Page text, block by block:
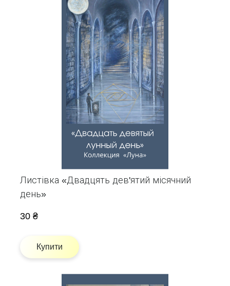
Листівка «Двадцять дев'ятий місячний
день»
30 ₴
Купити